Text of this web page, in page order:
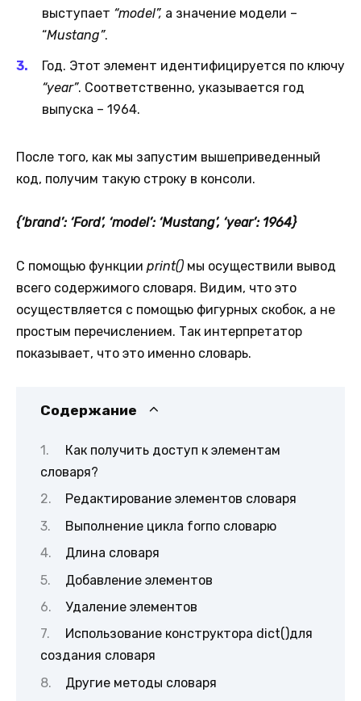
выступает “model”, а значение модели –
“Mustang”.
Год. Этот элемент идентифицируется по ключу
“year”. Соответственно, указывается год
выпуска – 1964.
После того, как мы запустим вышеприведенный
код, получим такую строку в консоли.
{‘brand’: ‘Ford’, ‘model’: ‘Mustang’, ‘year’: 1964}
С помощью функции print() мы осуществили вывод
всего содержимого словаря. Видим, что это
осуществляется с помощью фигурных скобок, а не
простым перечислением. Так интерпретатор
показывает, что это именно словарь.
Содержание
Как получить доступ к элементам
словаря?
Редактирование элементов словаря
Выполнение цикла forпо словарю
Длина словаря
Добавление элементов
Удаление элементов
Использование конструктора dict()для
создания словаря
Другие методы словаря